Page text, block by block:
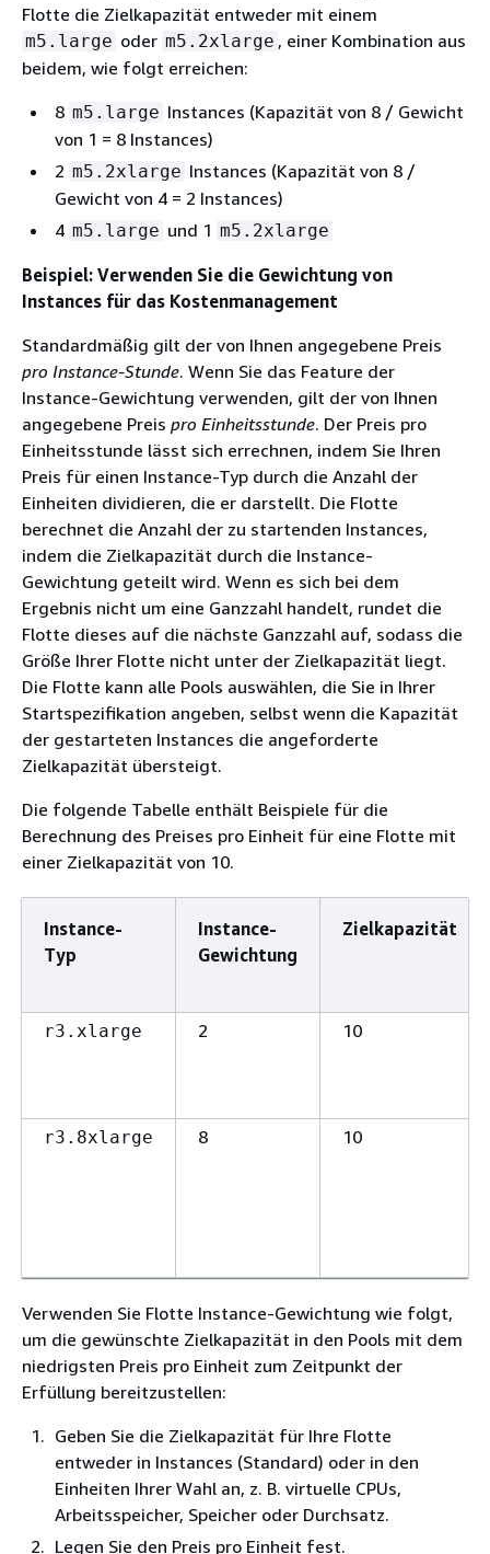
Flotte die Zielkapazität entweder mit einem
m5.large oder m5.2xlarge , einer Kombination aus
beidem, wie folgt erreichen:
8 m5.large Instances (Kapazität von 8 / Gewicht
von 1 = 8 Instances)
2 m5.2xlarge Instances (Kapazität von 8 /
Gewicht von 4 = 2 Instances)
4 m5.large und 1 m5.2xlarge
Beispiel: Verwenden Sie die Gewichtung von
Instances für das Kostenmanagement
Standardmäßig gilt der von Ihnen angegebene Preis
pro Instance-Stunde. Wenn Sie das Feature der
Instance-Gewichtung verwenden, gilt der von Ihnen
angegebene Preis pro Einheitsstunde. Der Preis pro
Einheitsstunde lässt sich errechnen, indem Sie Ihren
Preis für einen Instance-Typ durch die Anzahl der
Einheiten dividieren, die er darstellt. Die Flotte
berechnet die Anzahl der zu startenden Instances,
indem die Zielkapazität durch die Instance-
Gewichtung geteilt wird. Wenn es sich bei dem
Ergebnis nicht um eine Ganzzahl handelt, rundet die
Flotte dieses auf die nächste Ganzzahl auf, sodass die
Größe Ihrer Flotte nicht unter der Zielkapazität liegt.
Die Flotte kann alle Pools auswählen, die Sie in Ihrer
Startspezifikation angeben, selbst wenn die Kapazität
der gestarteten Instances die angeforderte
Zielkapazität übersteigt.
Die folgende Tabelle enthält Beispiele für die
Berechnung des Preises pro Einheit für eine Flotte mit
einer Zielkapazität von 10.
Instance-
Typ
Instance-
Gewichtung
Zielkapazität
r3.xlarge 2 10
r3.8xlarge 8 10
Verwenden Sie Flotte Instance-Gewichtung wie folgt,
um die gewünschte Zielkapazität in den Pools mit dem
niedrigsten Preis pro Einheit zum Zeitpunkt der
Erfüllung bereitzustellen:
Geben Sie die Zielkapazität für Ihre Flotte
entweder in Instances (Standard) oder in den
Einheiten Ihrer Wahl an, z. B. virtuelle CPUs,
Arbeitsspeicher, Speicher oder Durchsatz.
Legen Sie den Preis pro Einheit fest.